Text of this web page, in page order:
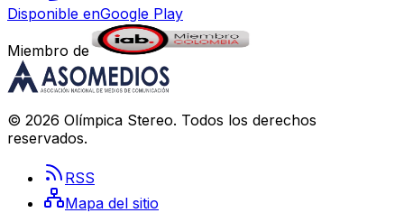
Disponible enGoogle Play
Miembro de
© 2026 Olímpica Stereo. Todos los derechos
reservados.
RSS
Mapa del sitio